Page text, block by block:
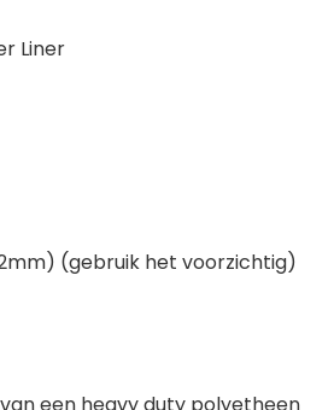
Liner
(gebruik het voorzichtig)